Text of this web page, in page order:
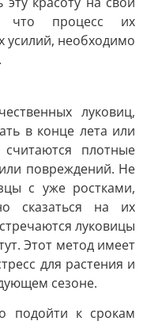
что процесс их
усилий, необходимо
луковиц,
в конце лета или
плотные
повреждений. Не
с уже ростками,
сказаться на их
луковицы
Этот метод имеет
для растения и
сезоне.
подойти к срокам